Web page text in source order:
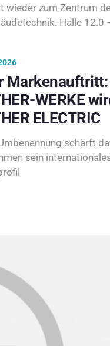
wieder zum Zentrum
Halle 12.0
Markenauftritt:
WERKE
ELECTRIC
schärft
sein